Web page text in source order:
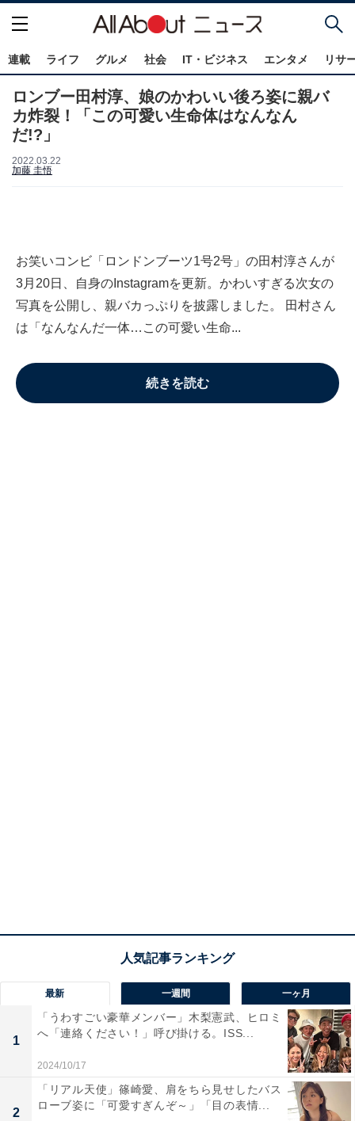
連載 ライフ グルメ 社会 IT・ビジネス エンタメ リサ
ロンブー田村淳、娘のかわいい後ろ姿に親バ
カ炸裂！「この可愛い生命体はなんなん
だ!?」
2022.03.22
加藤 圭悟
お笑いコンビ「ロンドンブーツ1号2号」の田村淳さんが
3月20日、自身のInstagramを更新。かわいすぎる次女の
写真を公開し、親バカっぷりを披露しました。 田村さん
は「なんなんだ一体…この可愛い生命...
続きを読む
最新 一週間 一ヶ月
1
「うわすごい豪華メンバー」木梨憲武、ヒロミ
へ「連絡ください！」呼び掛ける。ISS...
2024/10/17
2
「リアル天使」篠崎愛、肩をちら見せしたバス
ローブ姿に「可愛すぎんぞ～」「目の表情...